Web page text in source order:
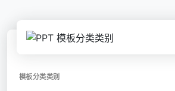
模板分类类别